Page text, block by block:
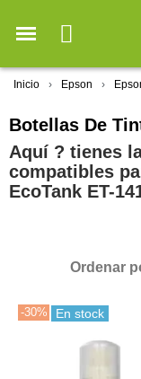
Inicio Epson
Botellas De
Aquí ? tienes
compatibles
EcoTank ET-
Ordenar
-30% En stock